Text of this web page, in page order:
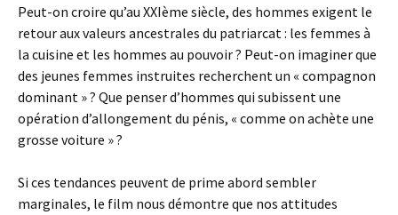
Peut-on croire qu’au XXIème siècle, des hommes exigent le
retour aux valeurs ancestrales du patriarcat : les femmes à
la cuisine et les hommes au pouvoir ? Peut-on imaginer que
des jeunes femmes instruites recherchent un « compagnon
dominant » ? Que penser d’hommes qui subissent une
opération d’allongement du pénis, « comme on achète une
grosse voiture » ?
Si ces tendances peuvent de prime abord sembler
marginales, le film nous démontre que nos attitudes